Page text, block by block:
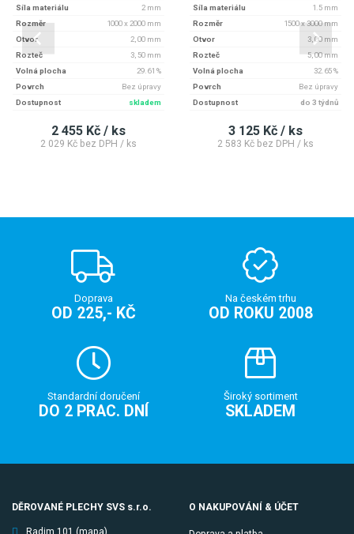
Síla materiálu
2 mm
Rozměr
1000 x 2000 mm
Otvor
2, 00 mm
Rozteč
3, 50 mm
Volná plocha
29.61 %
Povrch
Bez úpravy
Dostupnost
skladem
2 455 Kč / ks
2 029 Kč bez DPH / ks
Síla materiálu
1.5 mm
Rozměr
1500 x 3000 mm
Otvor
3, 00 mm
Rozteč
5, 00 mm
Volná plocha
32.65 %
Povrch
Bez úpravy
Dostupnost
do 3 týdnů
3 125 Kč / ks
2 583 Kč bez DPH / ks
Doprava
OD 225,- KČ
Na českém trhu
OD ROKU 2008
Standardní doručení
DO 2 PRAC. DNÍ
Široký sortiment
SKLADEM
DĚROVANÉ PLECHY SVS s.r.o.
Radim 101 (mapa)
O NAKUPOVÁNÍ & ÚČET